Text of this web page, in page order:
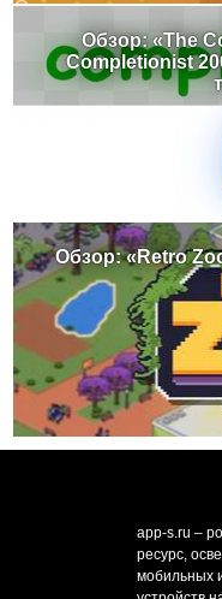
Обзор: «The
Completionist
Обзор: «Retro
app-s.ru –
ресурс,
мобильных